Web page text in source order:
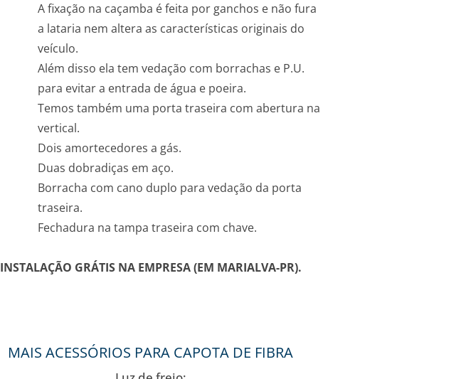
A fixação na caçamba é feita por ganchos e não fura
a lataria nem altera as características originais do
veículo.
Além disso ela tem vedação com borrachas e P.U.
para evitar a entrada de água e poeira.
Temos também uma porta traseira com abertura na
vertical.
Dois amortecedores a gás.
Duas dobradiças em aço.
Borracha com cano duplo para vedação da porta
traseira.
Fechadura na tampa traseira com chave.
INSTALAÇÃO GRÁTIS NA EMPRESA (EM MARIALVA-PR).
MAIS ACESSÓRIOS PARA CAPOTA DE FIBRA